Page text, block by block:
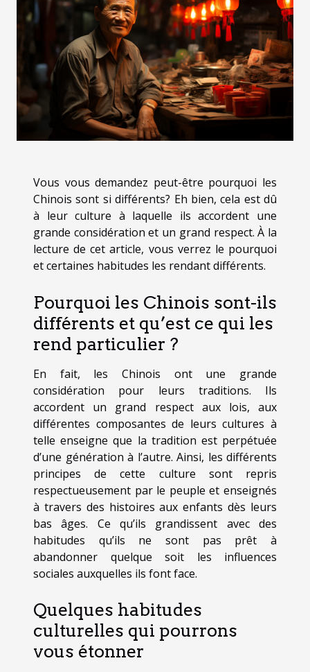
Vous vous demandez peut-être pourquoi les
Chinois sont si différents? Eh bien, cela est dû
à leur culture à laquelle ils accordent une
grande considération et un grand respect. À la
lecture de cet article, vous verrez le pourquoi
et certaines habitudes les rendant différents.
Pourquoi les Chinois sont-ils
différents et qu’est ce qui les
rend particulier ?
En fait, les Chinois ont une grande
considération pour leurs traditions. Ils
accordent un grand respect aux lois, aux
différentes composantes de leurs cultures à
telle enseigne que la tradition est perpétuée
d’une génération à l’autre. Ainsi, les différents
principes de cette culture sont repris
respectueusement par le peuple et enseignés
à travers des histoires aux enfants dès leurs
bas âges. Ce qu’ils grandissent avec des
habitudes qu’ils ne sont pas prêt à
abandonner quelque soit les influences
sociales auxquelles ils font face.
Quelques habitudes
culturelles qui pourrons
vous étonner